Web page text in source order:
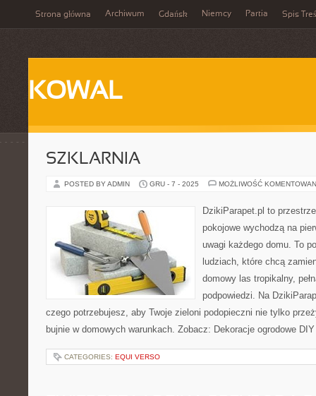
Strona główna Archiwum Gdańsk Niemcy Partia Spis
KOWAL
SZKLARNIA
POSTED BY ADMIN GRU - 7 - 2025 MOŻLIWOŚĆ
DzikiParapet.pl to
pokojowe wychodzą na
uwagi każdego domu. To
ludziach, które chcą
domowy las tropikalny,
podpowiedzi. Na
czego potrzebujesz, aby Twoje zieloni podopieczni nie tylko
bujnie w domowych warunkach. Zobacz: Dekoracje ogrodowe
CATEGORIES: EQUI VERSO